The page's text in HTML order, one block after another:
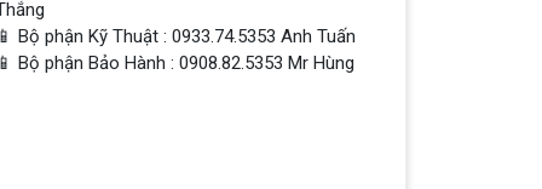
📱 Bộ phận Kỹ Thuật : 0933.74.5353 Anh Tuấn
📱 Bộ phận Bảo Hành : 0908.82.5353 Mr Hùng